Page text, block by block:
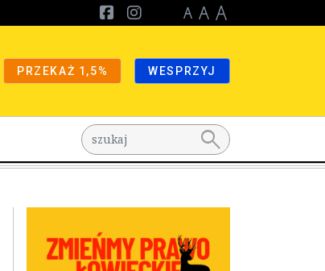
search
PRZEKAŻ 1,5% WESPRZYJ